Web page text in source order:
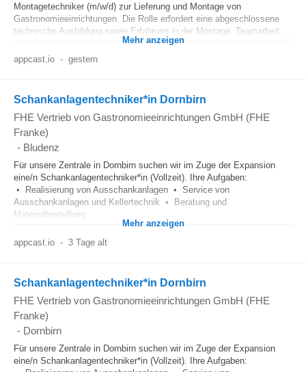
Montagetechniker (m/w/d) zur Lieferung und Montage von
Gastronomieeinrichtungen. Die Rolle erfordert eine abgeschlossene
technische Ausbildung sowie Erfahrung in der Montage. Teamarbeit,...
Mehr anzeigen
appcast.io - gestern
Schankanlagentechniker*in Dornbirn
FHE Vertrieb von Gastronomieeinrichtungen GmbH (FHE
Franke)
- Bludenz
Für unsere Zentrale in Dornbirn suchen wir im Zuge der Expansion
eine/n Schankanlagentechniker*in (Vollzeit). Ihre Aufgaben:
• Realisierung von Ausschankanlagen • Service von
Ausschankanlagen und Kellertechnik • Beratung und
Materialbestellung
Mehr anzeigen
appcast.io - 3 Tage alt
Schankanlagentechniker*in Dornbirn
FHE Vertrieb von Gastronomieeinrichtungen GmbH (FHE
Franke)
- Dornbirn
Für unsere Zentrale in Dornbirn suchen wir im Zuge der Expansion
eine/n Schankanlagentechniker*in (Vollzeit). Ihre Aufgaben: